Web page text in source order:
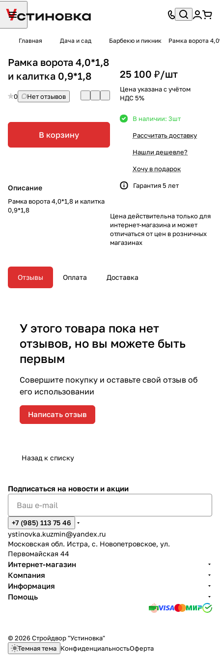
Главная Дача и сад Барбекю и пикник Рамка ворота
Рамка ворота 4,0*1,8
и калитка 0,9*1,8
0 Нет отзывов
В корзину
Описание
Рамка ворота 4,0*1,8 и калитка
0,9*1,8
25 100 ₽/шт
Цена указана с учётом
НДС 5%
В наличии: 3шт
Рассчитать доставку
Нашли дешевле?
Хочу в подарок
Гарантия 5 лет
Цена действительна только для
интернет-магазина и может
отличаться от цен в розничных
магазинах
Отзывы Оплата Доставка
У этого товара пока нет
отзывов, но вы можете быть
первым
Совершите покупку и оставьте свой отзыв об
его использовании
Написать отзыв
Назад к списку
Подписаться на новости и акции
+7 (985) 113 75 46
ystinovka.kuzmin@yandex.ru
Московская обл. Истра, с. Новопетровское, ул.
Первомайская 44
Интернет-магазин
Компания
Информация
Помощь
© 2026 Стройдвор "Устиновка"
Темная тема КонфиденциальностьОферта